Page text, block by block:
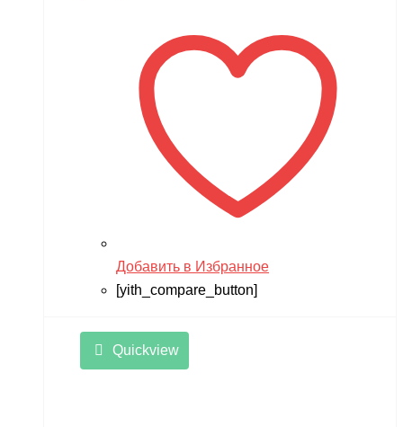
17,900 ₽.
Добавить в Избранное
[yith_compare_button]
Quickview